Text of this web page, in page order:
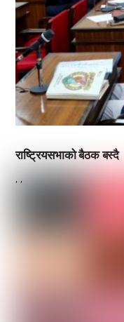
राष्ट्रियसभाको बैठक बस्दै
, ,